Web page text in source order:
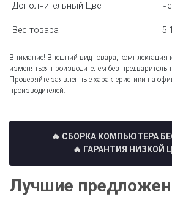
Дополнительный Цвет
Вес товара
Внимание! Внешний вид товара, комплектация
изменяться производителем без
Проверяйте заявленные характеристики на
производителей.
🔥 СБОРКА КОМПЬЮТЕРА
🔥 ГАРАНТИЯ НИЗКОЙ
Лучшие